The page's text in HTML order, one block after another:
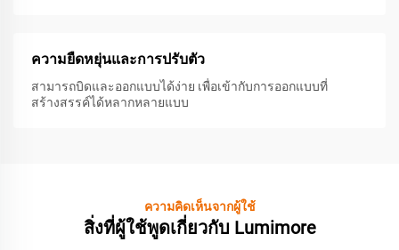
ความยืดหยุ่นและการปรับตัว
สามารถบิดและออกแบบได้ง่าย เพื่อเข้ากับการออกแบบที่
สร้างสรรค์ได้หลากหลายแบบ
ความคิดเห็นจากผู้ใช้
สิ่งที่ผู้ใช้พูดเกี่ยวกับ Lumimore